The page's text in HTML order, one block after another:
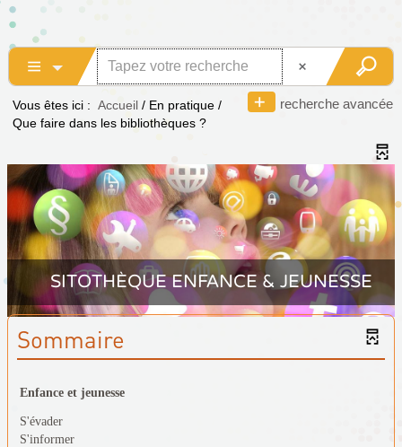
recherche avancée
Vous êtes ici : Accueil / En pratique /
Que faire dans les bibliothèques ?
SITOTHÈQUE ENFANCE & JEUNESSE
Sommaire
Enfance et jeunesse
S'évader
S'informer